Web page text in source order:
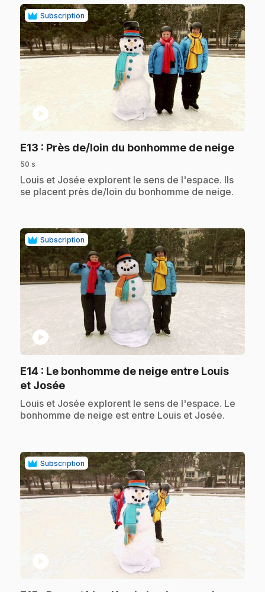
Subscription
play_circle
E13 : Près de/loin du bonhomme de neige.
50 s
.Louis et Josée explorent le sens de l'espace. Ils
se placent près de/loin du bonhomme de neige.
Subscription
play_circle
E14 : Le bonhomme de neige entre Louis
et Josée.
.Louis et Josée explorent le sens de l'espace. Le
bonhomme de neige est entre Louis et Josée.
Subscription
play_circle